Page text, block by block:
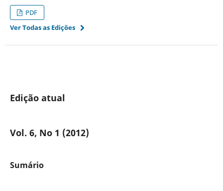
PDF
Ver Todas as Edições
Edição atual
Vol. 6, No 1 (2012)
Sumário